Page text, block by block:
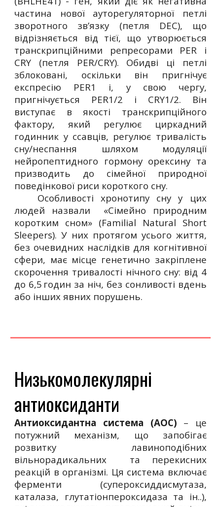
частина нової ауторегуляторної петлі
зворотного зв’язку (петля DEC), що
відрізняється від тієї, що утворюється
транскрипційними репресорами PER і
CRY (петля PER/CRY). Обидві ці петлі
зблоковані, оскільки він пригнічує
експресію PER1 і, у свою чергу,
пригнічується PER1/2 і CRY1/2. Він
виступає в якості транскрипційного
фактору, який регулює циркадний
годинник у ссавців, регулює тривалість
сну/неспання шляхом модуляції
нейропептидного гормону орексину та
призводить до сімейної природної
поведінкової риси короткого сну.
Особливості хронотипу сну у цих
людей назвали «Сімейно природним
коротким сном» (Familial Natural Short
Sleepers). У них протягом усього життя,
без очевидних наслідків для когнітивної
сфери, має місце генетично закріплене
скорочення тривалості нічного сну: від 4
до 6,5 годин за ніч, без сонливості вдень
або інших явних порушень.
Низькомолекулярні
антиоксиданти
Антиоксидантна система (АОС) – це
потужний механізм, що запобігає
розвитку лавиноподібних
вільнорадикальних та перекисних
реакцій в організмі. Ця система включає
ферменти (супероксиддисмутаза,
каталаза, глутатіонпероксидаза та ін..),